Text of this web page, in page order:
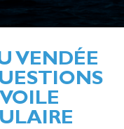
VENDÉE